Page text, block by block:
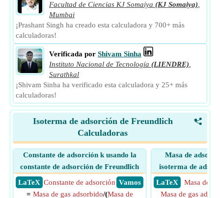
Facultad de Ciencias KJ Somaiya (KJ Somaiya)
Mumbai
¡Prashant Singh ha creado esta calculadora y 700+ más
calculadoras!
Verificada por Shivam Sinha
Instituto Nacional de Tecnología (LIENDRE)
Surathkal
¡Shivam Sinha ha verificado esta calculadora y 25+ más
calculadoras!
<
Isoterma de adsorción de Freundlich
Calculadoras
Constante de adsorción k usando la
constante de adsorción de Freundlich
​ LaTeX
​ Vamos
Constante de adsorción
= Masa de gas adsorbido/(Masa de
Masa de
isoterma de
​ LaTeX
Masa de
Masa de gas